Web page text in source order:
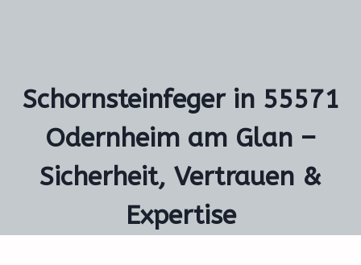
Schornsteinfeger in 55571
Odernheim am Glan –
Sicherheit, Vertrauen &
Expertise